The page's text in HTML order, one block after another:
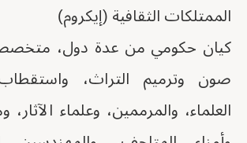
الممتلكات الثقافية (إيكروم)
كيان حكومي من عدة دول،
صون وترميم التراث،
العلماء، والمرممين، وعلماء